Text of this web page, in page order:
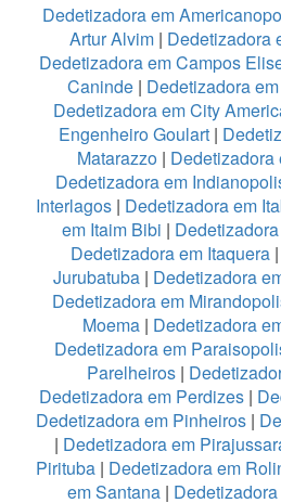
Dedetizadora em
Artur Alvim | Dedetizadora
Dedetizadora em Campos
Caninde| Dedetizadora
Dedetizadora em City
Engenheiro Goulart |
Matarazzo | Dedetizadora
Dedetizadora em
Interlagos| Dedetizadora em
em Itaim Bibi |
Dedetizadora em Itaquera |
Jurubatuba | Dedetizadora
Dedetizadora em
Moema| Dedetizadora
Dedetizadora em
Parelheiros|
Dedetizadora em Perdizes|
Dedetizadora em Pinheiros|
| Dedetizadora em
Pirituba | Dedetizadora em
em Santana|